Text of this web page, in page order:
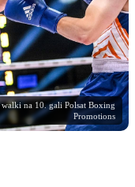
walki na 10. gali Polsat Boxing
Promotions